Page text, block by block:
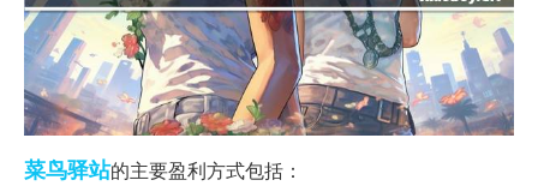
菜鸟驿站的主要盈利方式包括：